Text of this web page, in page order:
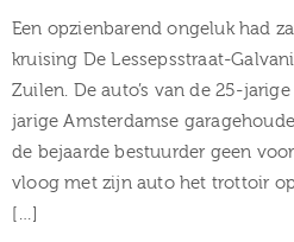
Verhalen
over
Zuilen
Een opzienbarend ongeluk had
kruising De Lessepsstraat-
Zuilen. De auto’s van de 25-
jarige Amsterdamse
de bejaarde bestuurder geen
vloog met zijn auto het trottoir
[…]